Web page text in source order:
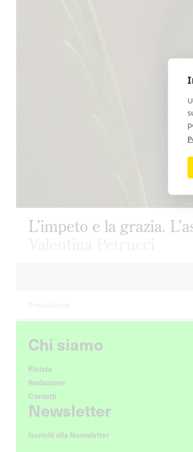
L’impeto e la grazia.
Chi siamo
Rivista
Redazione
Contatti
Newsletter
Iscriviti alla Newsletter